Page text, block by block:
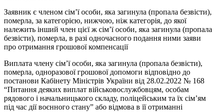
Заявник є членом сім’ї особи, яка загинула (пропала безвісти),
померла, за категорією, нижчою, ніж категорія, до якої
належить інший член цієї ж сім’ї особи, яка загинула (пропала
безвісти), померла, в разі одночасного подання ними заяви
про отримання грошової компенсації
Виплата члену сім’ї особи, яка загинула (пропала безвісти),
померла, одноразової грошової допомоги відповідно до
постанови Кабінету Міністрів України від 28.02.2022 № 168
“Питання деяких виплат військовослужбовцям, особам
рядового і начальницького складу, поліцейським та їх сім’ям
під час дії воєнного стану” або відмова в її отриманні